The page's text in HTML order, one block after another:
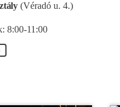
(Véradó u. 4.)
8:00-11:00